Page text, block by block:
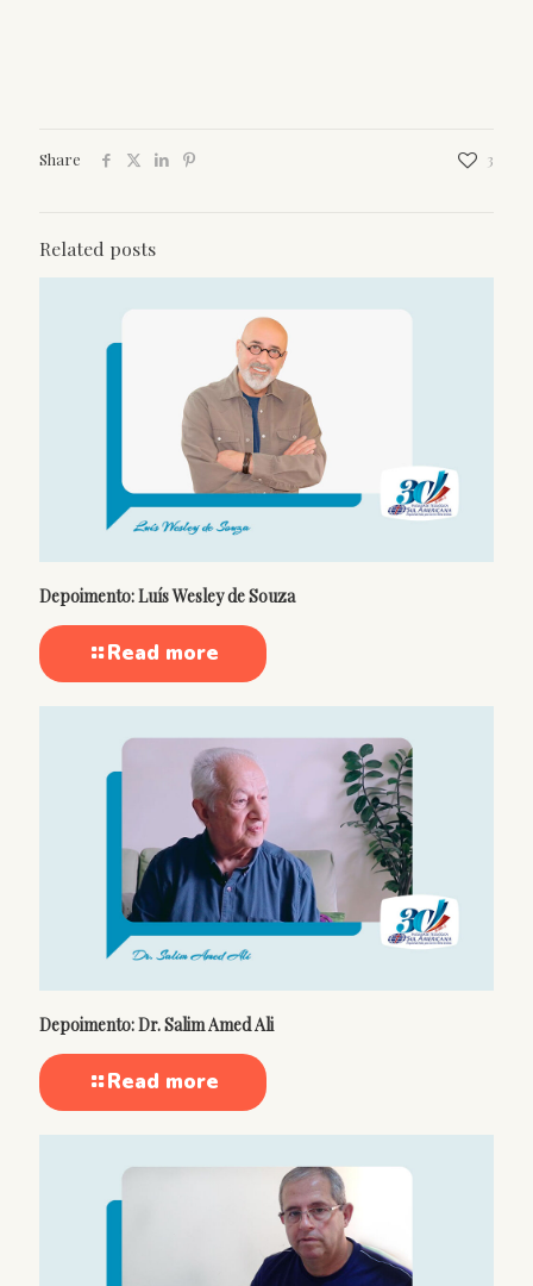
Share 3
Related posts
Depoimento: Luís Wesley de Souza
Read more
Depoimento: Dr. Salim Amed Ali
Read more